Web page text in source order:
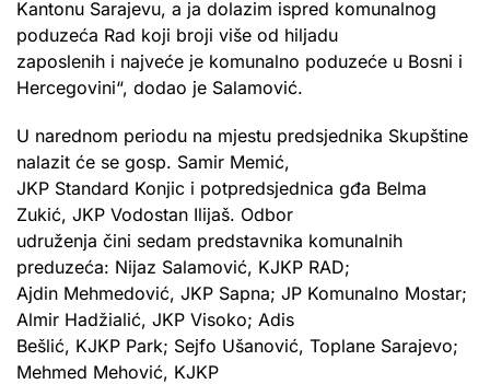
Kantonu Sarajevu, a ja dolazim ispred komunalnog
poduzeća Rad koji broji više od hiljadu
zaposlenih i najveće je komunalno poduzeće u Bosni i
Hercegovini“, dodao je Salamović.
U narednom periodu na mjestu predsjednika Skupštine
nalazit će se gosp. Samir Memić,
JKP Standard Konjic i potpredsjednica gđa Belma
Zukić, JKP Vodostan Ilijaš. Odbor
udruženja čini sedam predstavnika komunalnih
preduzeća: Nijaz Salamović, KJKP RAD;
Ajdin Mehmedović, JKP Sapna; JP Komunalno Mostar;
Almir Hadžialić, JKP Visoko; Adis
Bešlić, KJKP Park; Sejfo Ušanović, Toplane Sarajevo;
Mehmed Mehović, KJKP